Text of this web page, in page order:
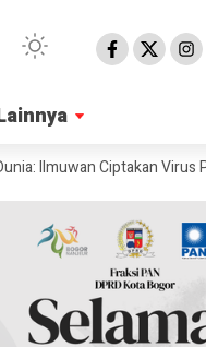
Ciptakan Virus Pakai AI